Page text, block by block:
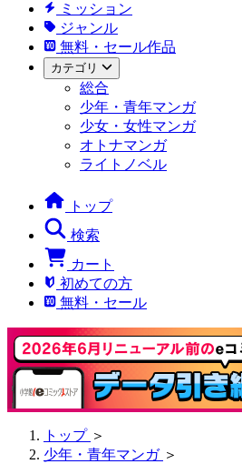
ミッション
ジャンル
無料・セール作品
カテゴリ
総合
少年・青年マンガ
少女・女性マンガ
オトナマンガ
ライトノベル
トップ
検索
カート
初めての方
無料・セール
トップ ＞
少年・青年マンガ ＞